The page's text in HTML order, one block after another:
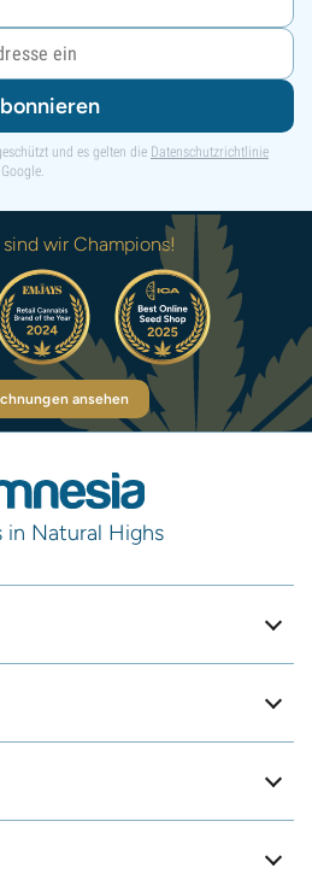
und es gelten die Datenschutzrichtlinie
wir Champions!
ansehen
in Natural Highs